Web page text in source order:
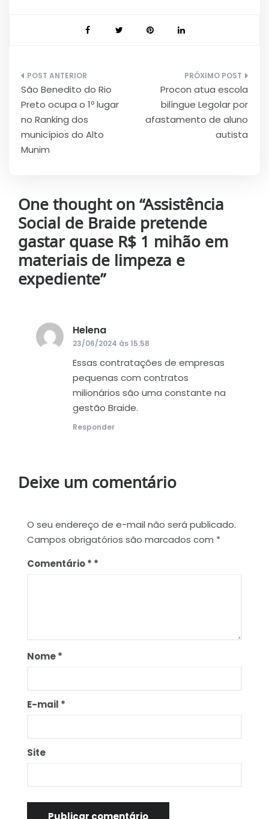
Navegação
de
Post
São Benedito do Rio
Preto ocupa o 1º lugar
no Ranking dos
municípios do Alto
Munim
Procon atua escola
bilíngue Legolar por
afastamento de aluno
autista
One thought on “Assistência
Social de Braide pretende
gastar quase R$ 1 mihão em
materiais de limpeza e
expediente”
Helena
23/06/2024 às 15:58
Essas contratações de empresas
pequenas com contratos
milionários são uma constante na
gestão Braide.
Responder
Deixe um comentário
O seu endereço de e-mail não será publicado.
Campos obrigatórios são marcados com *
Comentário*
Nome*
E-mail *
Site